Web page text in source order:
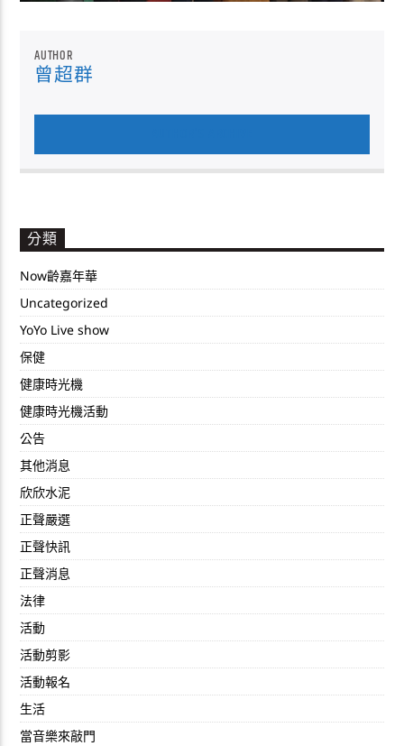
AUTHOR
曾超群
分類
Now齡嘉年華
Uncategorized
YoYo Live show
保健
健康時光機
健康時光機活動
公告
其他消息
欣欣水泥
正聲嚴選
正聲快訊
正聲消息
法律
活動
活動剪影
活動報名
生活
當音樂來敲門